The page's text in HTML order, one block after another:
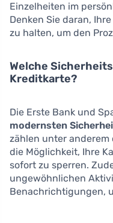
Einzelheiten im
Denken Sie daran,
zu halten, um den
Welche
Kreditkarte?
Die Erste Bank und
modernsten
zählen unter
die Möglichkeit, Ihre
sofort zu sperren.
ungewöhnlichen
Benachrichtigungen,